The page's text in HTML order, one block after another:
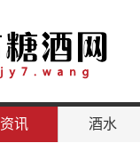
资讯 酒水